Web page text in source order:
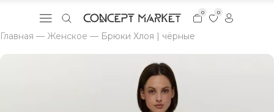
0
0
Главная — Женское — Брюки Хлоя | чёрные